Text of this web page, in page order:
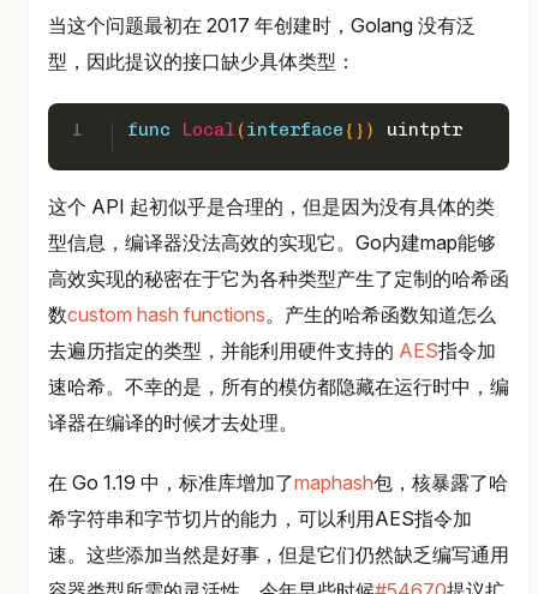
当这个问题最初在 2017 年创建时，Golang 没有泛
型，因此提议的接口缺少具体类型：
1 func Local(interface {}) uintptr
这个 API 起初似乎是合理的，但是因为没有具体的类
型信息，编译器没法高效的实现它。Go内建map能够
高效实现的秘密在于它为各种类型产生了定制的哈希函
数custom hash functions。产生的哈希函数知道怎么
去遍历指定的类型，并能利用硬件支持的 AES指令加
速哈希。不幸的是，所有的模仿都隐藏在运行时中，编
译器在编译的时候才去处理。
在 Go 1.19 中，标准库增加了maphash包，核暴露了哈
希字符串和字节切片的能力，可以利用AES指令加
速。这些添加当然是好事，但是它们仍然缺乏编写通用